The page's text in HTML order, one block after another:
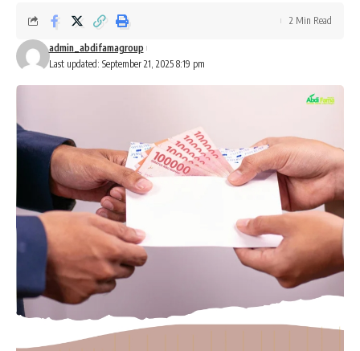
Last updated: September 21, 2025 8:19 pm
admin_abdifamagroup
2 Min Read